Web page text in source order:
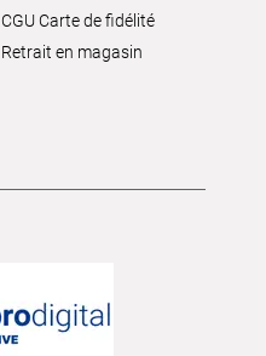
CGU Carte de fidélité
Retrait en magasin